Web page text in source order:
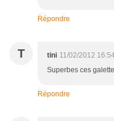
Répondre
T tini 11/02/2012
Superbes ces
Répondre